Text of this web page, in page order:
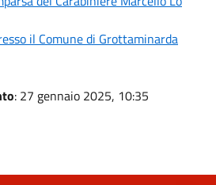
il Comune di Grottaminarda
: 27 gennaio 2025, 10:35